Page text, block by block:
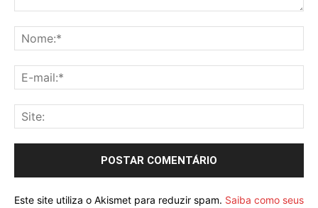
Este site utiliza o Akismet para reduzir spam. Saiba como seus